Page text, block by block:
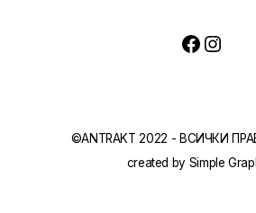
©ANTRAKT 2022 - ВСИЧКИ
created by Simple